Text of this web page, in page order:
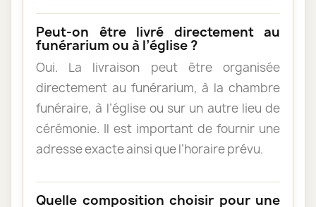
Peut-on être livré directement au
funérarium ou à l’église ?
Oui. La livraison peut être organisée
directement au funérarium, à la chambre
funéraire, à l’église ou sur un autre lieu de
cérémonie. Il est important de fournir une
adresse exacte ainsi que l’horaire prévu.
Quelle composition choisir pour une